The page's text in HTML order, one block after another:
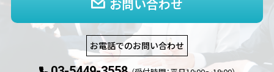
お問い合わせ
お電話でのお問い合わせ